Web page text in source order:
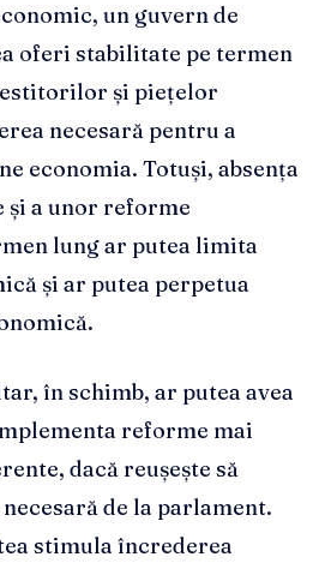
un guvern de
oferi stabilitate pe termen
și piețelor
necesară pentru a
economia. Totuși, absența
a unor reforme
lung ar putea limita
și ar putea perpetua
în schimb, ar putea avea
reforme mai
dacă reușește să
de la parlament.
stimula încrederea